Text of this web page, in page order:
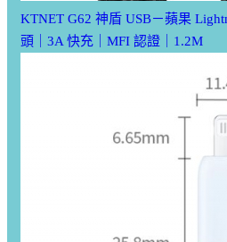
KTNET G62 神盾 USB－蘋果
頭｜3A 快充｜MFI 認證｜1.2M